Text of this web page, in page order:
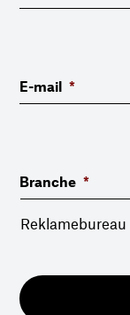
E-mail *
Branche *